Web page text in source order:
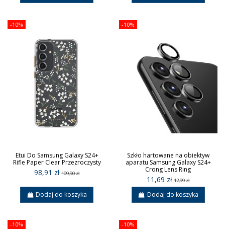
-10%
Etui Do Samsung Galaxy S24+
Rifle Paper Clear Przezroczysty
98,91 zł109,90 zł
Dodaj do koszyka
-10%
Szkło hartowane na obiektyw
aparatu Samsung Galaxy S24+
Crong Lens Ring
11,69 zł12,99 zł
Dodaj do koszyka
-10% -10%